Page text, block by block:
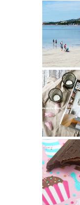
–
n
The
Queen
Leather